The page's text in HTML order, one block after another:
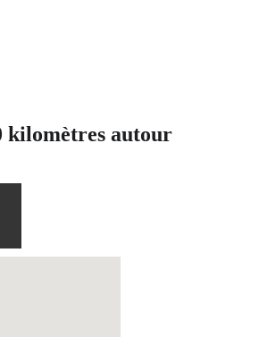
kilomètres autour